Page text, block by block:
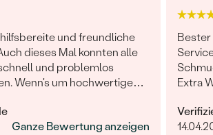
und freundliche
dieses Mal konnten alle
und problemlos
Wenn's um hochwertigen,
Ganze Bewertung anzeigen
Bester
Extra